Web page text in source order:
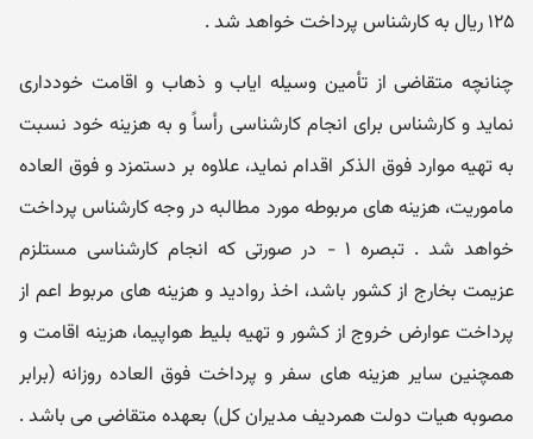
۱۲۵ ریال به کارشناس پرداخت خواهد شد .
چنانچه متقاضی از تأمین وسیله ایاب و ذهاب و اقامت خودداری
نماید و کارشناس برای انجام کارشناسی رأساً و به هزینه خود نسبت
به تهیه موارد فوق الذکر اقدام نماید، علاوه بر دستمزد و فوق العاده
ماموریت، هزینه های مربوطه مورد مطالبه در وجه کارشناس پرداخت
خواهد شد . تبصره ۱ - در صورتی که انجام کارشناسی مستلزم
عزیمت بخارج از کشور باشد، اخذ روادید و هزینه های مربوط اعم از
پرداخت عوارض خروج از کشور و تهیه بلیط هواپیما، هزینه اقامت و
همچنین سایر هزینه های سفر و پرداخت فوق العاده روزانه (برابر
مصوبه هیات دولت همردیف مدیران کل) بعهده متقاضی می باشد .